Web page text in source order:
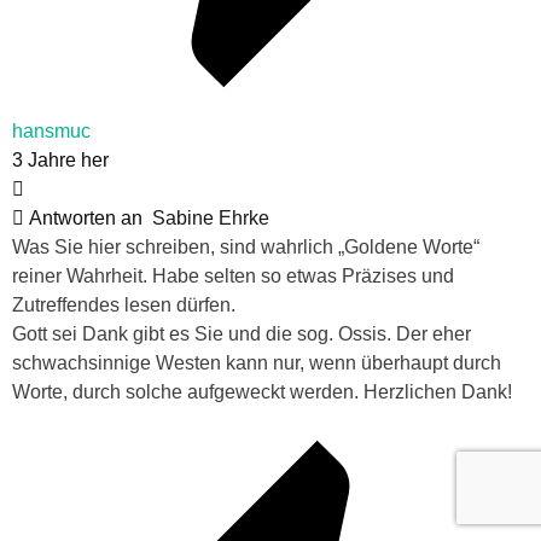
hansmuc
3 Jahre her
Antworten an Sabine Ehrke
Was Sie hier schreiben, sind wahrlich „Goldene Worte“
reiner Wahrheit. Habe selten so etwas Präzises und
Zutreffendes lesen dürfen.
Gott sei Dank gibt es Sie und die sog. Ossis. Der eher
schwachsinnige Westen kann nur, wenn überhaupt durch
Worte, durch solche aufgeweckt werden. Herzlichen Dank!